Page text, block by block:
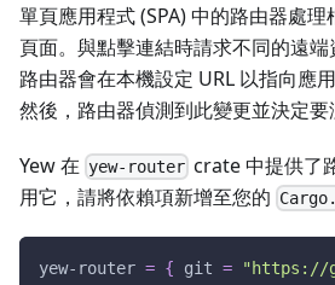
單頁應用程式 (SPA) 中的路由器處理
頁面。與點擊連結時請求不同的遠端
路由器會在本機設定 URL 以指向應
然後，路由器偵測到此變更並決定要
Yew 在 yew-router crate 中提供了
用它，請將依賴項新增至您的
yew-router = { git = "https://